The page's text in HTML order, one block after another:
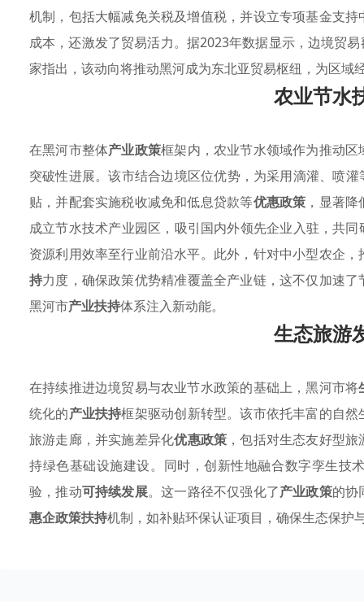
机制，包括大幅减免关税及增值税，并设立专项基金支
成本，还激发了贸易活力。据2023年数据显示，边境贸
家指出，该动向将推动黑河成为东北亚贸易枢纽，为区域
农业节水
在黑河市整体产业政策框架内，农业节水领域作为推动
突破性进展。该市结合边境区位优势，为采用滴灌、喷
贴，并配套实施税收减免和低息贷款等优惠政策 ，显著
成立节水技术产业园区，吸引国内外领先企业入驻，共
资源利用效率至行业前沿水平。此外，针对中小型农企
持力度，确保政策优势精准覆盖全产业链，这不仅加速
黑河市产业扶持体系注入新动能。
生态旅游
在持续推进边境贸易与农业节水政策的基础上，黑河市将
统化的产业扶持框架驱动创新转型。该市依托丰富的自
旅游走廊，并实施差异化优惠政策 ，包括对生态友好型
持绿色基础设施建设。同时，创新性地融合数字孪生技
验，推动可持续发展。这一路径不仅强化了产业政策的协
惠企政策扶持机制，如补贴环保认证项目，确保生态保护